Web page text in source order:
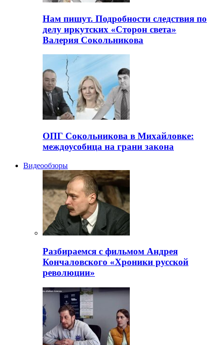
Нам пишут. Подробности следствия по
делу иркутских «Сторон света»
Валерия Сокольникова
ОПГ Сокольникова в Михайловке:
междоусобица на грани закона
Видеообзоры
Разбираемся с фильмом Андрея
Кончаловского «Хроники русской
революции»